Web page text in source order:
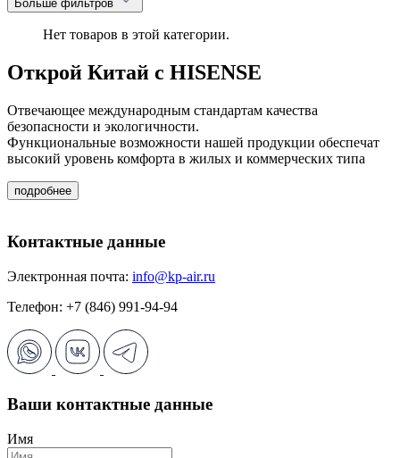
Больше фильтров
Нет товаров в этой категории.
Открой Китай с HISENSE
Отвечающее международным стандартам качества
безопасности и экологичности.
Функциональные возможности нашей продукции обеспечат
высокий уровень комфорта в жилых и коммерческих типа
подробнее
Контактные данные
Электронная почта: info@kp-air.ru
Телефон: +7 (846) 991-94-94
Ваши контактные данные
Имя